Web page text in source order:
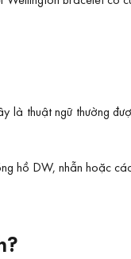
thuật ngữ thường
hồ DW, nhẫn hoặc